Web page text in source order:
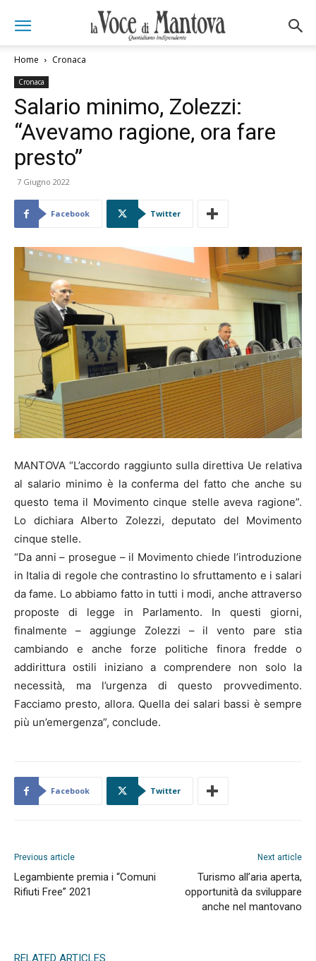
Home Cronaca
Cronaca
Salario minimo, Zolezzi:
“Avevamo ragione, ora fare
presto”
7 Giugno 2022
Facebook Twitter
MANTOVA “L’accordo raggiunto sulla direttiva Ue relativa
al salario minimo è la conferma del fatto che anche su
questo tema il Movimento cinque stelle aveva ragione”.
Lo dichiara Alberto Zolezzi, deputato del Movimento
cinque stelle.
“Da anni – prosegue – il Movimento chiede l’introduzione
in Italia di regole che contrastino lo sfruttamento e i salari
da fame. Lo abbiamo fatto in tutti i modi, anche attraverso
proposte di legge in Parlamento. In questi giorni,
finalmente – aggiunge Zolezzi – il vento pare stia
cambiando e anche forze politiche finora fredde o
addirittura ostili iniziano a comprendere non solo la
necessità, ma l’urgenza di questo provvedimento.
Facciamo presto, allora. Quella dei salari bassi è sempre
più un’emergenza”, conclude.
Facebook Twitter
Previous article
Legambiente premia i “Comuni
Rifiuti Free” 2021
Next article
Turismo all’aria aperta,
opportunità da sviluppare
anche nel mantovano
RELATED ARTICLES